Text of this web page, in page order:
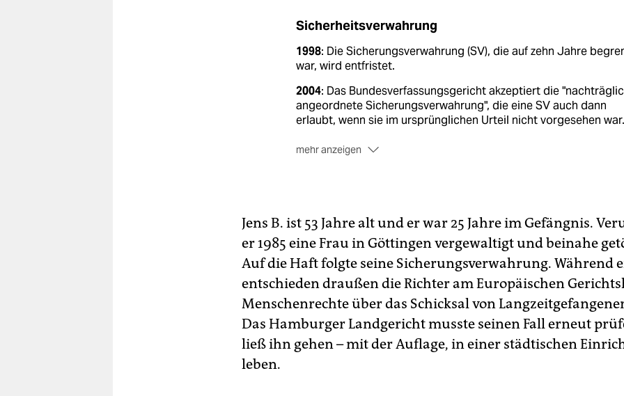
Sicherheitsverwahrung
1998: Die Sicherungsverwahrung (SV), die auf zehn Jahre
war, wird entfristet.
2004: Das Bundesverfassungsgericht akzeptiert die
angeordnete Sicherungsverwahrung", die eine SV auch dann
erlaubt, wenn sie im ursprünglichen Urteil nicht vorgesehen war.
mehr anzeigen
Juli 2010: Der 53-jährige Hans-Peter W. wird nach 30 Jahren
aus der Justizvollzugsanstalt Freiburg entlassen. Nachdem er
zunächst in Bad Pyrmont aufhält, schlagen ihm die Behörden
aufgrund von Medienberichten vor, ins anonymere Hamburg zu
ziehen. Hier veranstaltenBild-Zeitung undMopoeine mediale
Hetzjagd auf W. Dieser wird rund um die Uhr von bis zu vier
Polizeibeamten bewacht.
Dezember 2010: Hans-Peter W. zieht auf das Gelände einer
Hamburger Klinik. Der damals CDU-geführte Senat will
Jens B. ist 53 Jahre alt und er war 25 Jahre im Gefängnis.
er 1985 eine Frau in Göttingen vergewaltigt und beinahe
Auf die Haft folgte seine Sicherungsverwahrung. Während
entschieden draußen die Richter am Europäischen
Menschenrechte über das Schicksal von
Das Hamburger Landgericht musste seinen Fall erneut
ließ ihn gehen – mit der Auflage, in einer städtischen
leben.